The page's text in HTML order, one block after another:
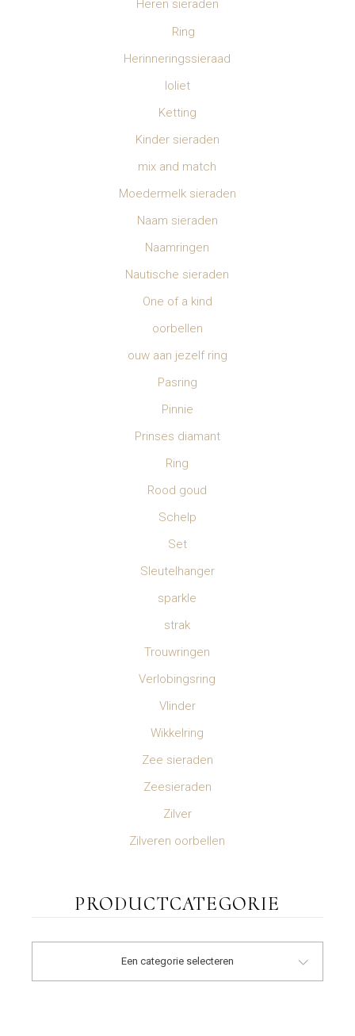
Heren sieraden
Ring
Herinneringssieraad
Ioliet
Ketting
Kinder sieraden
mix and match
Moedermelk sieraden
Naam sieraden
Naamringen
Nautische sieraden
One of a kind
oorbellen
ouw aan jezelf ring
Pasring
Pinnie
Prinses diamant
Ring
Rood goud
Schelp
Set
Sleutelhanger
sparkle
strak
Trouwringen
Verlobingsring
Vlinder
Wikkelring
Zee sieraden
Zeesieraden
Zilver
Zilveren oorbellen
PRODUCTCATEGORIE
Een categorie selecteren